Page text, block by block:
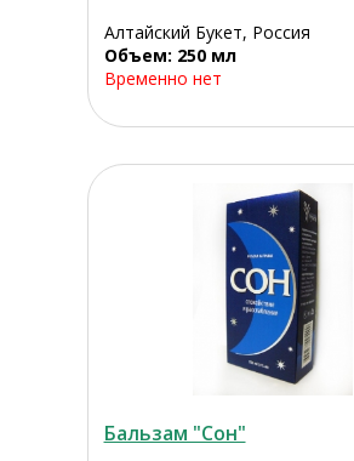
Алтайский Букет, Россия
Объем: 250 мл
Временно нет
Бальзам "Сон"